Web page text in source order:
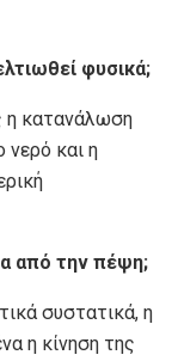
φυσικά;
η κατανάλωση
και η
από την πέψη;
συστατικά, η
η κίνηση της